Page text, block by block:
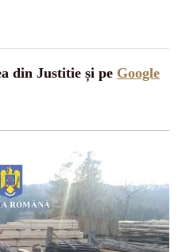
din Justitie și pe Google